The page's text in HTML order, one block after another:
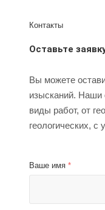
Контакты
Оставьте
Вы можете
изысканий. Наши
виды работ, от
геологических, с
Ваше имя *